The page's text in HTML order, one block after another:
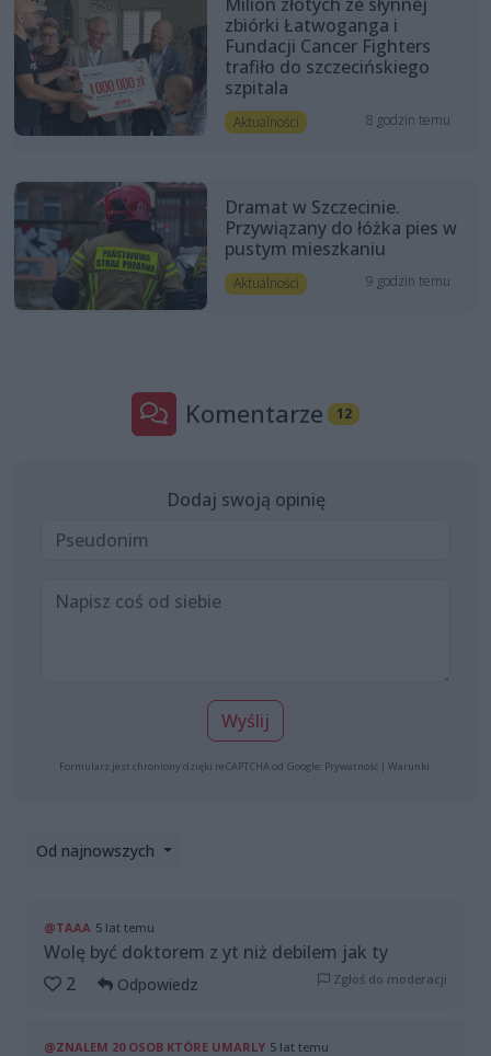
zbiórki Łatwoganga i
Fundacji Cancer Fighters
trafiło do szczecińskiego
szpitala
Aktualności 8 godzin temu
Dramat w Szczecinie.
Przywiązany do łóżka pies w
pustym mieszkaniu
Aktualności 9 godzin temu
Komentarze 12
Dodaj swoją opinię
Wyślij
Formularz jest chroniony dzięki reCAPTCHA od Google: Prywatność | Warunki
Od najnowszych
@TAAA 5 lat temu
Wolę być doktorem z yt niż debilem jak ty
2
Odpowiedz Zgłoś do moderacji
@ZNALEM 20 OSOB KTÓRE UMARLY 5 lat temu